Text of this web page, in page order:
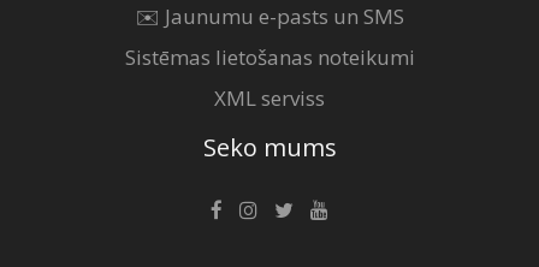
✉️ Jaunumu e-pasts un SMS
Sistēmas lietošanas noteikumi
XML serviss
Seko mums